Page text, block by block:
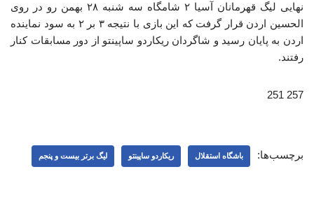
نهایی لیگ قهرمانان آسیا ۲ شامگاه سه شنبه ۲۸ بهمن رو در روی
الحسین اردن قرار گرفت که این بازی با نتیجه ۳ بر ۲ به سود نماینده
اردن به پایان رسید و شاگردان ریکاردو ساپینتو از دور مسابقات کنار
رفتند.
257 251
برچسب‌ها: باشگاه استقلال ریکاردو ساپینتو لیگ برتر بیست و پنجم